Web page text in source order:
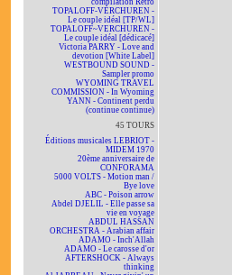
compilation Rétro
TOPALOFF-VERCHUREN -
Le couple idéal [TP/WL]
TOPALOFF~VERCHUREN -
Le couple idéal [dédicacé]
Victoria PARRY - Love and
devotion [White Label]
WESTBOUND SOUND -
Sampler promo
WYOMING TRAVEL
COMMISSION - In Wyoming
YANN - Continent perdu
(continue continue)
45 TOURS
Éditions musicales LEBRIOT -
MIDEM 1970
20ème anniversaire de
CONFORAMA
5000 VOLTS - Motion man /
Bye love
ABC - Poison arrow
Abdel DJELIL - Elle passe sa
vie en voyage
ABDUL HASSAN
ORCHESTRA - Arabian affair
ADAMO - Inch'Allah
ADAMO - Le carosse d'or
AFTERSHOCK - Always
thinking